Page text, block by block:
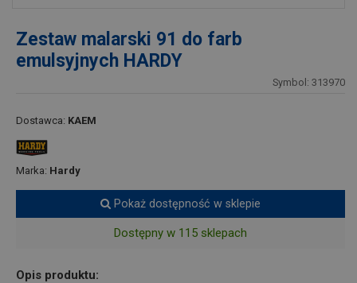
Zestaw malarski 91 do farb
emulsyjnych HARDY
Symbol: 313970
Dostawca: KAEM
Marka: Hardy
Pokaż dostępność w sklepie
Dostępny w 115 sklepach
Opis produktu: